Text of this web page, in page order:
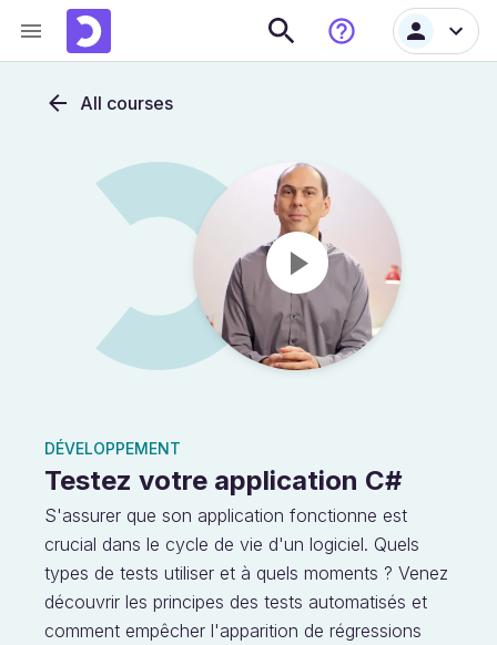
All courses
DÉVELOPPEMENT
Testez votre application C#
S'assurer que son application fonctionne est
crucial dans le cycle de vie d'un logiciel. Quels
types de tests utiliser et à quels moments ? Venez
découvrir les principes des tests automatisés et
comment empêcher l'apparition de régressions